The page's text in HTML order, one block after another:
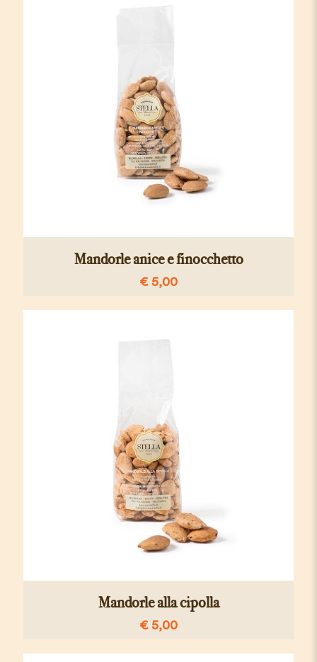
Mandorle anice e finocchetto
€5,00
Mandorle alla cipolla
€5,00